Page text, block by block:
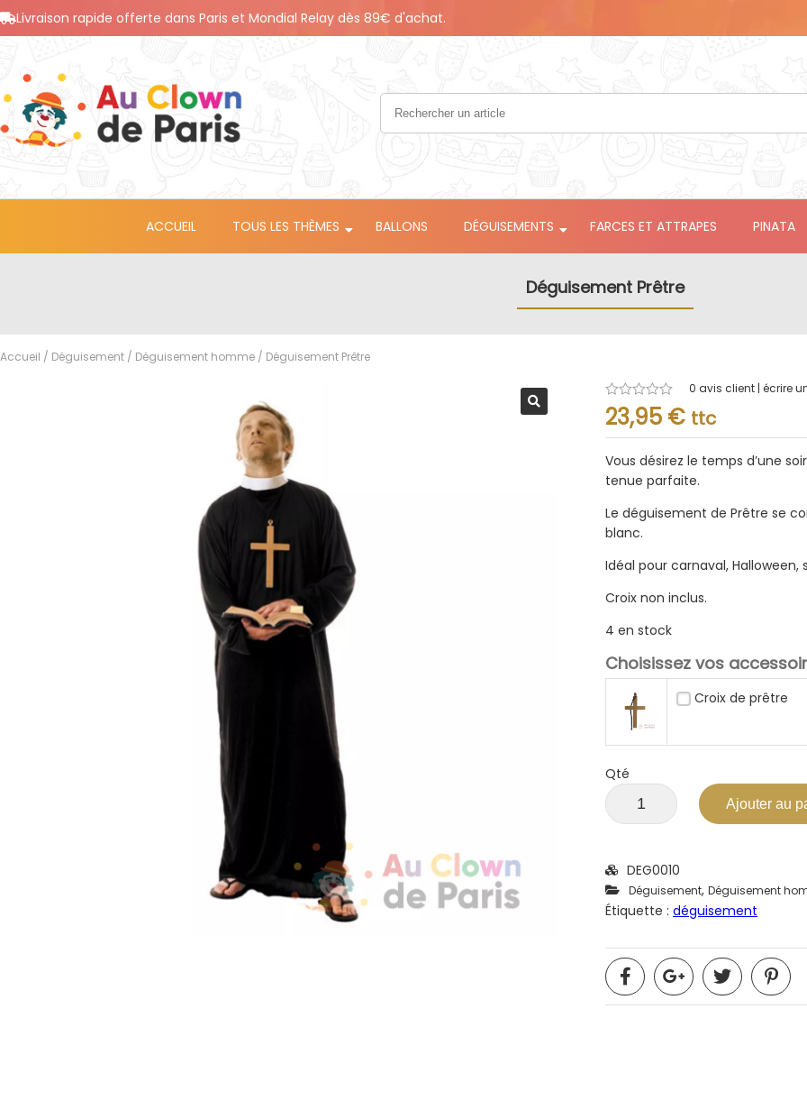
Livraison rapide offerte dans Paris et Mondial Relay dès 89€ d'achat.
ACCUEIL TOUS LES THÈMES BALLONS DÉGUISEMENTS FARCES ET ATTRAPES PINATA
Déguisement Prêtre
Accueil / Déguisement / Déguisement homme / Déguisement Prêtre
Note
0.001
0 avis client | écrire
23,95 € ttc
Vous désirez le temps d’une
tenue parfaite.
Le déguisement de Prêtre se
blanc.
Idéal pour carnaval,
Croix non inclus.
4 en stock
Choisissez vos
Croix de prêtre
Qté
Ajouter au
DEG0010
Déguisement, Déguisement
Étiquette : déguisement